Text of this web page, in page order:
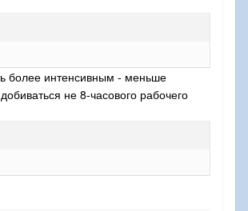
более интенсивным - меньше
не 8-часового рабочего